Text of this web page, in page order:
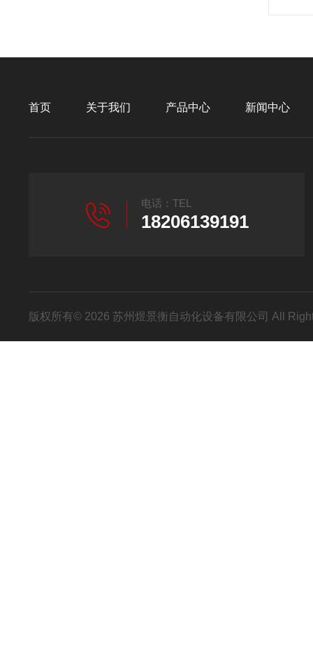
首页 关于我们 产品中心 新闻中心
电话：TEL
18206139191
版权所有© 2026 苏州煜景衡自动化设备有限公司 All